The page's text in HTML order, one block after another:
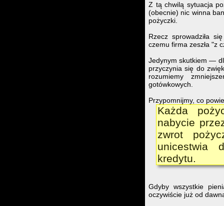
Z tą chwilą sytuacja
(obecnie) nic winna
pożyczki.
Rzecz sprowadziła
czemu firma zeszła "z
Jedynym skutkiem —
przyczynia się do
rozumiemy
gotówkowych.
Przypomnijmy, co
Każda
nabycie
zwrot
unicestwia
kredytu.
Gdyby wszystkie
oczywiście już od